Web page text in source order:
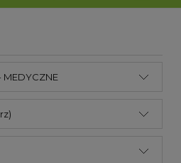
MEDYCZNE